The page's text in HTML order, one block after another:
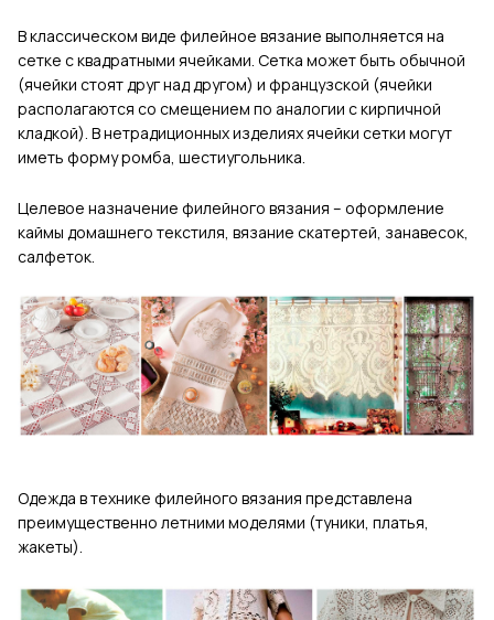
В классическом виде филейное вязание выполняется на
сетке с квадратными ячейками. Сетка может быть обычной
(ячейки стоят друг над другом) и французской (ячейки
располагаются со смещением по аналогии с кирпичной
кладкой). В нетрадиционных изделиях ячейки сетки могут
иметь форму ромба, шестиугольника.
Целевое назначение филейного вязания – оформление
каймы домашнего текстиля, вязание скатертей, занавесок,
салфеток.
Одежда в технике филейного вязания представлена
преимущественно летними моделями (туники, платья,
жакеты).